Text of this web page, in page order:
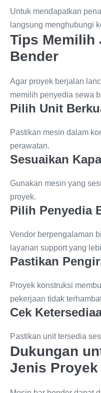
Untuk mendapatkan
langsung menghubungi
Tips Memilih
Bender
Agar proyek berjalan
memilih penyedia sewa
Pilih Unit
Pastikan mesin dalam
perawatan.
Sesuaikan
Gunakan mesin yang
proyek.
Pilih Penyedia
Vendor berpengalaman
layanan support yang
Pastikan
Proyek konstruksi
pekerjaan tidak
Cek
Pastikan unit tersedia
Dukungan
Jenis Proyek